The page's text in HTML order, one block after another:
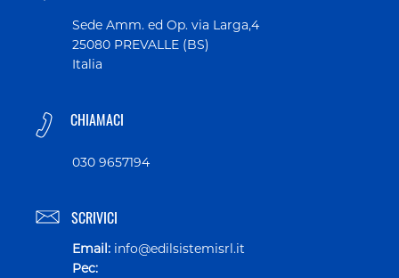
Sede Amm. ed Op. via Larga,4
25080 PREVALLE (BS)
Italia
CHIAMACI
030 9657194
SCRIVICI
Email: info@edilsistemisrl.it
Pec: